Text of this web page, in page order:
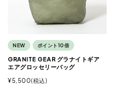
NEW ポイント10倍
GRANITE GEAR グラナイトギア
エアグロッセリーバッグ
¥5,500 税込